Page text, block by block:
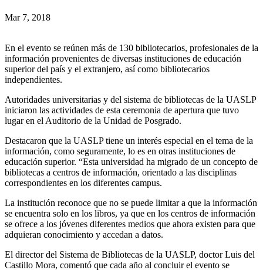
Mar 7, 2018
En el evento se reúnen más de 130 bibliotecarios, profesionales de la
información provenientes de diversas instituciones de educación
superior del país y el extranjero, así como bibliotecarios
independientes.
Autoridades universitarias y del sistema de bibliotecas de la UASLP
iniciaron las actividades de esta ceremonia de apertura que tuvo
lugar en el Auditorio de la Unidad de Posgrado.
Destacaron que la UASLP tiene un interés especial en el tema de la
información, como seguramente, lo es en otras instituciones de
educación superior. “Esta universidad ha migrado de un concepto de
bibliotecas a centros de información, orientado a las disciplinas
correspondientes en los diferentes campus.
La institución reconoce que no se puede limitar a que la información
se encuentra solo en los libros, ya que en los centros de información
se ofrece a los jóvenes diferentes medios que ahora existen para que
adquieran conocimiento y accedan a datos.
El director del Sistema de Bibliotecas de la UASLP, doctor Luis del
Castillo Mora, comentó que cada año al concluir el evento se